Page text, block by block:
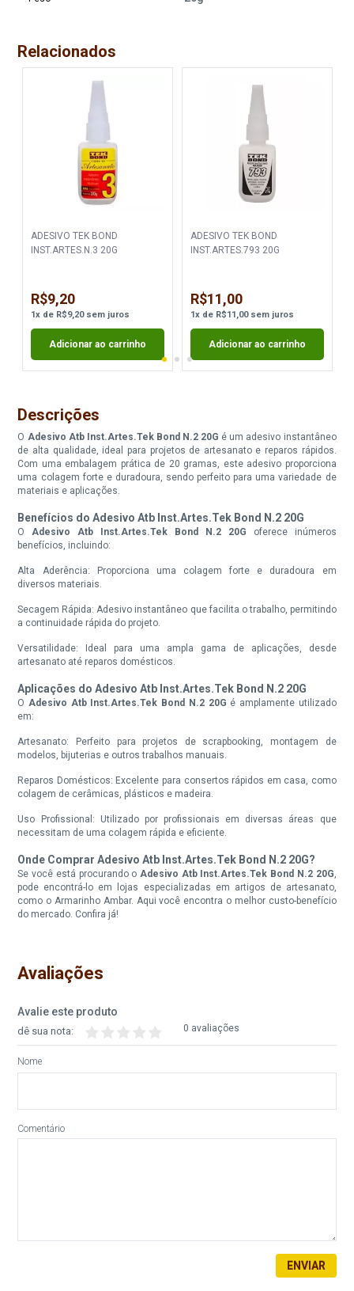
Relacionados
ADESIVO TEK BOND
INST.ARTES.N.3 20G
R$9,20
1xde R$9,20sem juros
Adicionar ao carrinho
ADESIVO TEK BOND
INST.ARTES.793 20G
R$11,00
1xde R$11,00sem juros
Adicionar ao carrinho
Descrições
O Adesivo Atb Inst.Artes.Tek Bond N.2 20G é um adesivo instantâneo
de alta qualidade, ideal para projetos de artesanato e reparos rápidos.
Com uma embalagem prática de 20 gramas, este adesivo proporciona
uma colagem forte e duradoura, sendo perfeito para uma variedade de
materiais e aplicações.
Benefícios do Adesivo Atb Inst.Artes.Tek Bond N.2 20G
O Adesivo Atb Inst.Artes.Tek Bond N.2 20G oferece inúmeros
benefícios, incluindo:
Alta Aderência: Proporciona uma colagem forte e duradoura em
diversos materiais.
Secagem Rápida: Adesivo instantâneo que facilita o trabalho, permitindo
a continuidade rápida do projeto.
Versatilidade: Ideal para uma ampla gama de aplicações, desde
artesanato até reparos domésticos.
Aplicações do Adesivo Atb Inst.Artes.Tek Bond N.2 20G
O Adesivo Atb Inst.Artes.Tek Bond N.2 20G é amplamente utilizado
em:
Artesanato: Perfeito para projetos de scrapbooking, montagem de
modelos, bijuterias e outros trabalhos manuais.
Reparos Domésticos: Excelente para consertos rápidos em casa, como
colagem de cerâmicas, plásticos e madeira.
Uso Profissional: Utilizado por profissionais em diversas áreas que
necessitam de uma colagem rápida e eficiente.
Onde Comprar Adesivo Atb Inst.Artes.Tek Bond N.2 20G?
Se você está procurando o Adesivo Atb Inst.Artes.Tek Bond N.2 20G
pode encontrá-lo em lojas especializadas em artigos de artesanato,
como o Armarinho Ambar. Aqui você encontra o melhor custo-benefício
do mercado. Confira já!
Avaliações
Avalie este produto
0 avaliações
dê sua nota:
Nome
Comentário
ENVIAR